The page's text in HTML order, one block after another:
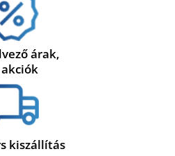
árak,
akciók
kiszállítás